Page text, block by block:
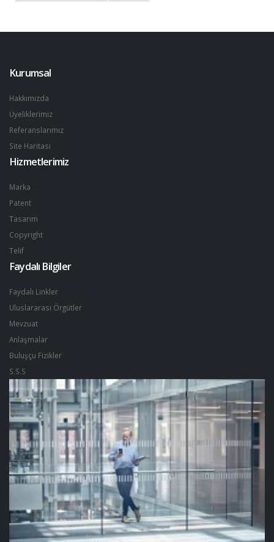
Kurumsal
Hakkımızda
Üyeliklerimiz
Referanslarımız
Site Haritası
Hizmetlerimiz
Marka
Patent
Tasarım
Copyright
Telif
Faydalı Bilgiler
Faydalı Linkler
Uluslararası Örgütler
Mevzuat
Anlaşmalar
Buluşçu Fizikler
S.S.S